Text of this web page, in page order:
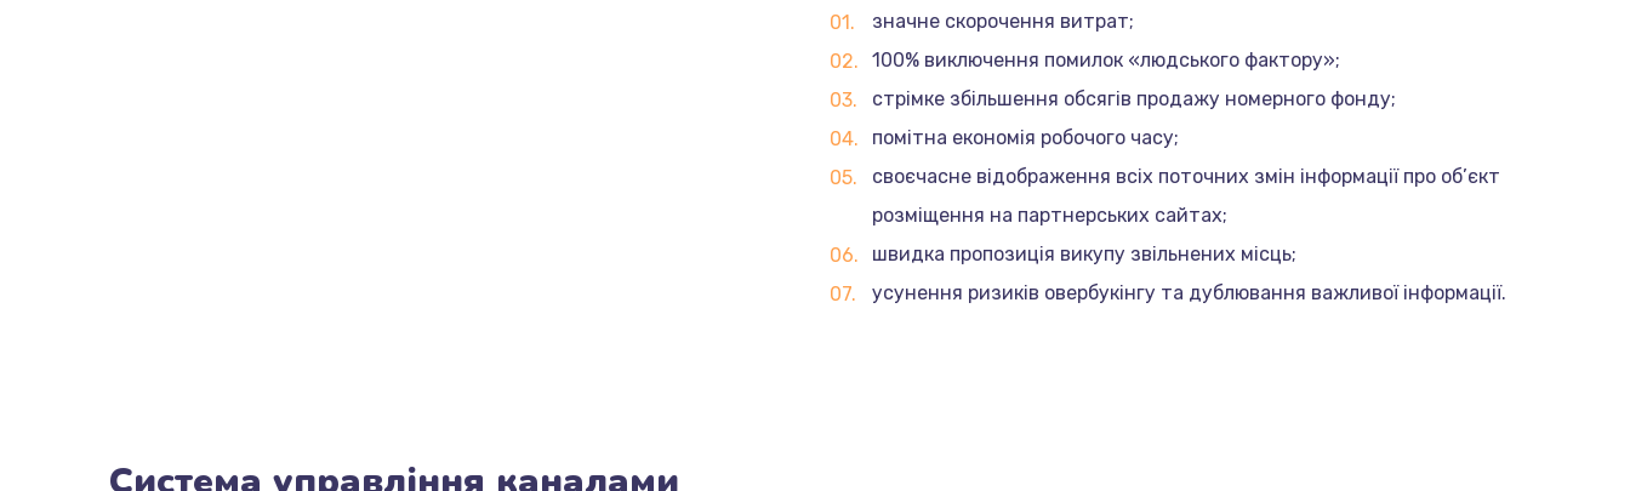
значне скорочення витрат;
100% виключення помилок «людського фактору»;
стрімке збільшення обсягів продажу номерного фонду;
помітна економія робочого часу;
своєчасне відображення всіх поточних змін інформації про об’єкт
розміщення на партнерських сайтах;
швидка пропозиція викупу звільнених місць;
усунення ризиків овербукінгу та дублювання важливої інформації.